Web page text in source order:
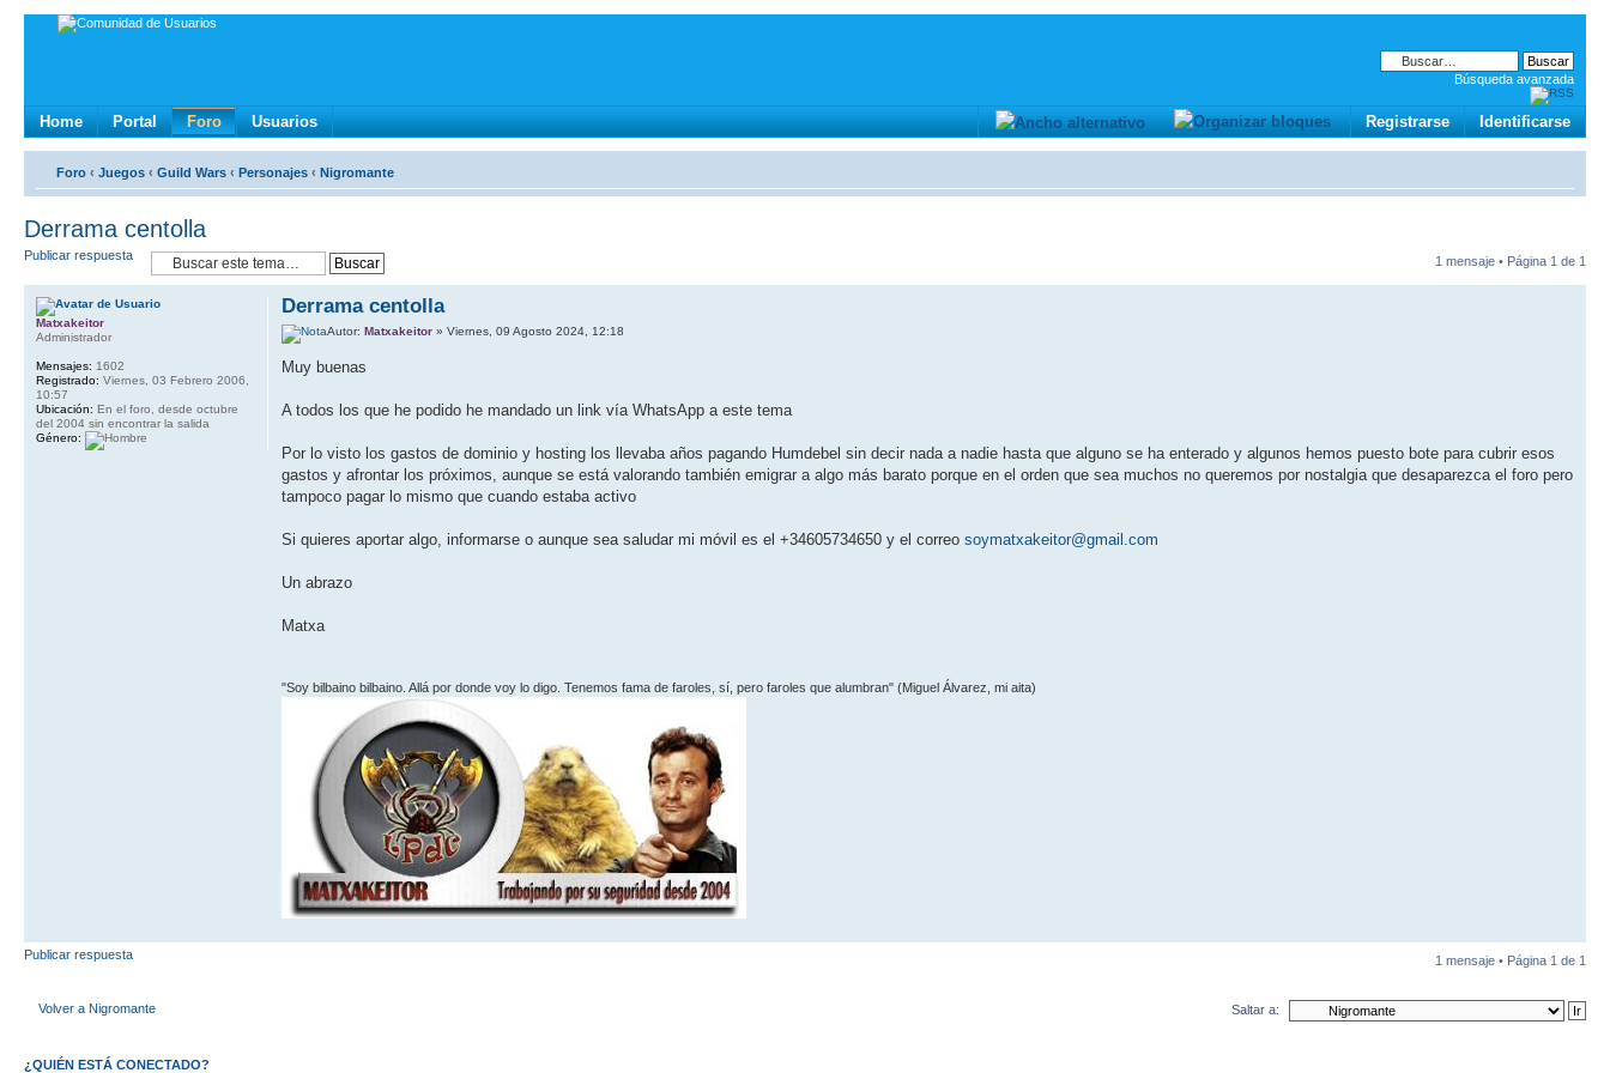
Búsqueda avanzada
Home Portal Foro Usuarios Identificarse
Registrarse
Foro ‹ Juegos ‹ Guild Wars ‹ Personajes ‹ Nigromante
Derrama centolla
Publicar respuesta 1 mensaje • Página 1 de 1
Derrama centolla
Autor:Matxakeitor » Viernes, 09 Agosto 2024, 12:18
Muy buenas
A todos los que he podido he mandado un link vía WhatsApp a este tema
Por lo visto los gastos de dominio y hosting los llevaba años pagando Humdebel sin decir nada a nadie hasta que alguno se ha enterado y algunos hemos puesto bote para cubrir esos
gastos y afrontar los próximos, aunque se está valorando también emigrar a algo más barato porque en el orden que sea muchos no queremos por nostalgia que desaparezca el foro pero
tampoco pagar lo mismo que cuando estaba activo
Si quieres aportar algo, informarse o aunque sea saludar mi móvil es el +34605734650 y el correosoymatxakeitor@gmail.com
Un abrazo
Matxa
"Soy bilbaino bilbaino. Allá por donde voy lo digo. Tenemos fama de faroles, sí­, pero faroles que alumbran" (Miguel Álvarez, mi aita)
Matxakeitor
Administrador
Mensajes: 1602
Registrado: Viernes, 03 Febrero 2006,
10:57
Ubicación: En el foro, desde octubre
del 2004 sin encontrar la salida
Género:
Publicar respuesta 1 mensaje • Página 1 de 1
Volver a Nigromante Saltar a:
¿QUIÉN ESTÁ CONECTADO?